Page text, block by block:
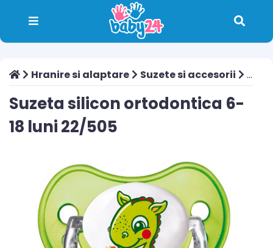
Hranire si alaptare Suzete si accesorii
Suzeta silicon ortodontica 6-
18 luni 22/505